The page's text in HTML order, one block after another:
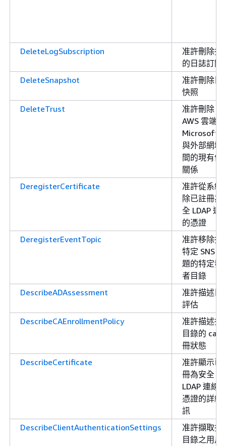
DeleteLogSubscription
准許刪除指
的日誌訂閱
DeleteSnapshot
准許刪除目
快照
DeleteTrust
准許刪除
AWS 雲端中
Microsoft
與外部網域
間的現有信
關係
DeregisterCertificate
准許從系統
除已註冊為
全 LDAP 連
的憑證
DeregisterEventTopic
准許移除指
特定 SNS 主
題的特定發
者目錄
DescribeADAssessment
准許描述目
評估
DescribeCAEnrollmentPolicy
准許描述指
目錄的 ca
冊狀態
DescribeCertificate
准許顯示已
冊為安全
LDAP 連線
憑證的詳細
訊
DescribeClientAuthenticationSettings
准許擷取指
目錄之用戶